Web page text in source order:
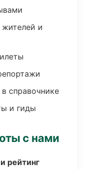
и
справочнике
и гиды
с нами
рейтинг